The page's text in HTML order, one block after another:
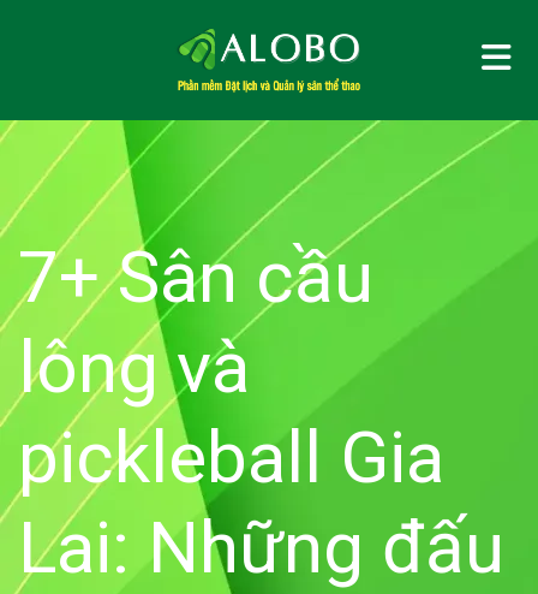
7+ Sân cầu
lông và
pickleball Gia
Lai: Những đấu